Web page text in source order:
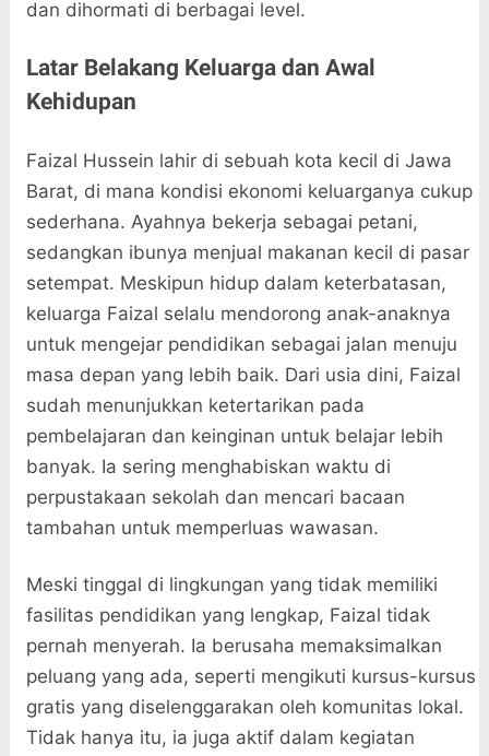
dan dihormati di berbagai level.
Latar Belakang Keluarga dan Awal
Kehidupan
Faizal Hussein lahir di sebuah kota kecil di Jawa
Barat, di mana kondisi ekonomi keluarganya cukup
sederhana. Ayahnya bekerja sebagai petani,
sedangkan ibunya menjual makanan kecil di pasar
setempat. Meskipun hidup dalam keterbatasan,
keluarga Faizal selalu mendorong anak-anaknya
untuk mengejar pendidikan sebagai jalan menuju
masa depan yang lebih baik. Dari usia dini, Faizal
sudah menunjukkan ketertarikan pada
pembelajaran dan keinginan untuk belajar lebih
banyak. Ia sering menghabiskan waktu di
perpustakaan sekolah dan mencari bacaan
tambahan untuk memperluas wawasan.
Meski tinggal di lingkungan yang tidak memiliki
fasilitas pendidikan yang lengkap, Faizal tidak
pernah menyerah. Ia berusaha memaksimalkan
peluang yang ada, seperti mengikuti kursus-kursus
gratis yang diselenggarakan oleh komunitas lokal.
Tidak hanya itu, ia juga aktif dalam kegiatan